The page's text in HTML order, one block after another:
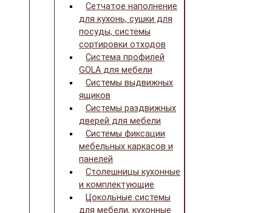
Сетчатое наполнение
для кухонь, сушки для
посуды, системы
сортировки отходов
Система профилей
GOLA для мебели
Системы выдвижных
ящиков
Системы раздвижных
дверей для мебели
Системы фиксации
мебельных каркасов и
панелей
Столешницы кухонные
и комплектующие
Цокольные системы
для мебели, кухонные